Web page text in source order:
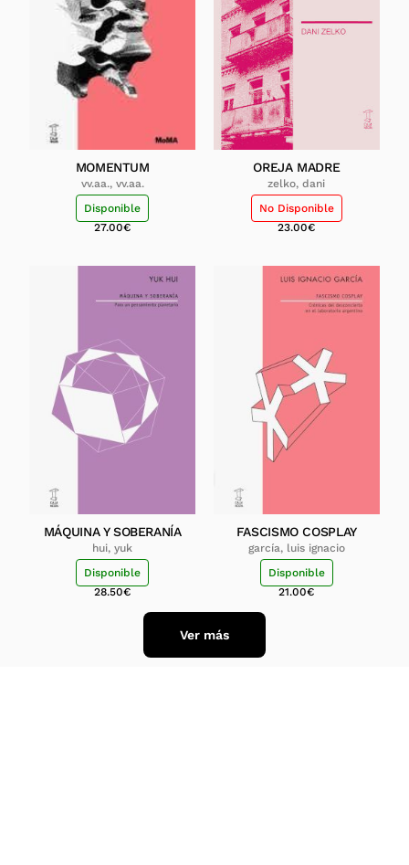
MOMENTUM
vv.aa., vv.aa.
Disponible
27.00€
OREJA MADRE
zelko, dani
No Disponible
23.00€
MÁQUINA Y SOBERANÍA
hui, yuk
Disponible
28.50€
FASCISMO COSPLAY
garcía, luis ignacio
Disponible
21.00€
Ver más